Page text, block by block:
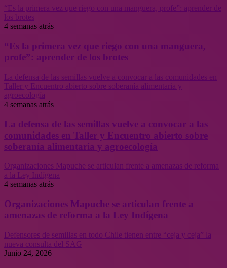
“Es la primera vez que riego con una manguera, profe”: aprender de
los brotes
4 semanas atrás
“Es la primera vez que riego con una manguera,
profe”: aprender de los brotes
La defensa de las semillas vuelve a convocar a las comunidades en
Taller y Encuentro abierto sobre soberanía alimentaria y
agroecología
4 semanas atrás
La defensa de las semillas vuelve a convocar a las
comunidades en Taller y Encuentro abierto sobre
soberanía alimentaria y agroecología
Organizaciones Mapuche se articulan frente a amenazas de reforma
a la Ley Indígena
4 semanas atrás
Organizaciones Mapuche se articulan frente a
amenazas de reforma a la Ley Indígena
Defensores de semillas en todo Chile tienen entre “ceja y ceja” la
nueva consulta del SAG
Junio 24, 2026